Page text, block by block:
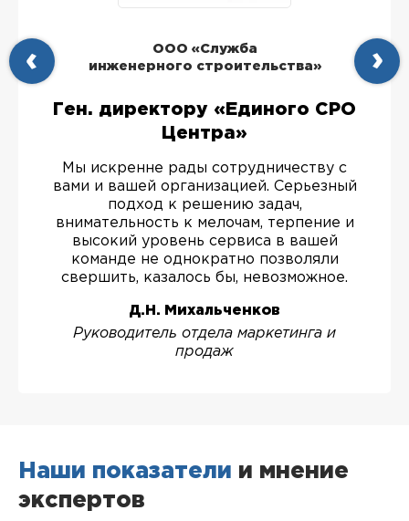
ООО «Служба
инженерного строительства»
Ген. директору «Единого СРО
Центра»
Мы искренне рады сотрудничеству с
вами и вашей организацией. Серьезный
подход к решению задач,
внимательность к мелочам, терпение и
высокий уровень сервиса в вашей
команде не однократно позволяли
свершить, казалось бы, невозможное.
Д.Н. Михальченков
Руководитель отдела маркетинга и
продаж
Наши показатели и мнение
экспертов